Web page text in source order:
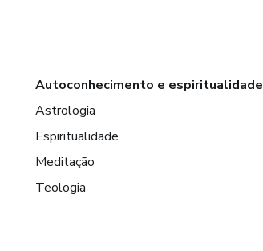
Autoconhecimento e espiritualidade
Astrologia
Espiritualidade
Meditação
Teologia